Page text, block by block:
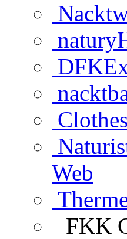
natury
DFK
Web
FKK